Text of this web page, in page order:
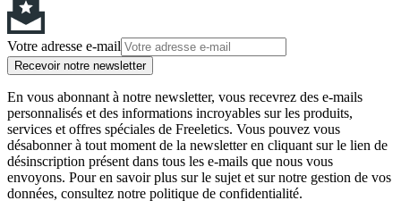
Votre adresse e-mail
Recevoir notre newsletter
En vous abonnant à notre newsletter, vous recevrez des e-mails
personnalisés et des informations incroyables sur les produits,
services et offres spéciales de Freeletics. Vous pouvez vous
désabonner à tout moment de la newsletter en cliquant sur le lien de
désinscription présent dans tous les e-mails que nous vous
envoyons. Pour en savoir plus sur le sujet et sur notre gestion de vos
données, consultez notre politique de confidentialité.